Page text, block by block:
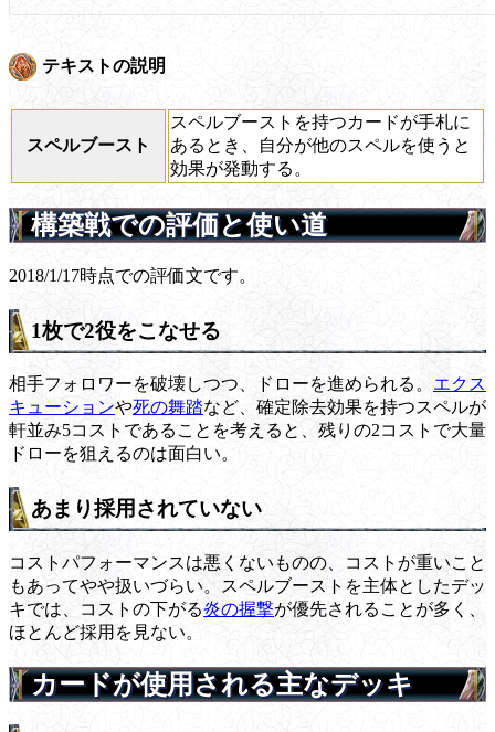
テキストの説明
スペルブースト
スペルブーストを持つカードが手札に
あるとき、自分が他のスペルを使うと
効果が発動する。
構築戦での評価と使い道
2018/1/17時点での評価文です。
1枚で2役をこなせる
相手フォロワーを破壊しつつ、ドローを進められる。 エクス
キューションや死の舞踏など、確定除去効果を持つスペルが
軒並み5コストであることを考えると、残りの2コストで大量
ドローを狙えるのは面白い。
あまり採用されていない
コストパフォーマンスは悪くないものの、コストが重いこと
もあってやや扱いづらい。スペルブーストを主体としたデッ
キでは、コストの下がる炎の握撃が優先されることが多く、
ほとんど採用を見ない。
カードが使用される主なデッキ